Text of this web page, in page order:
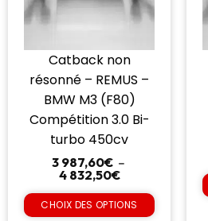
Catback non
résonné – REMUS –
BMW M3 (F80)
Compétition 3.0 Bi-
turbo 450cv
3 987,60€ –
4 832,50€
CHOIX DES OPTIONS